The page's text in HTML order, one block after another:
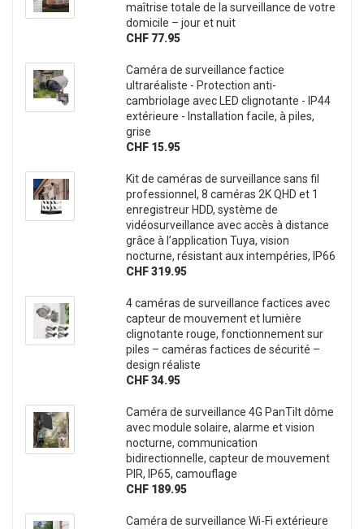
maîtrise totale de la surveillance de votre
domicile – jour et nuit
CHF 77.95
Caméra de surveillance factice
ultraréaliste - Protection anti-
cambriolage avec LED clignotante - IP44
extérieure - Installation facile, à piles,
grise
CHF 15.95
Kit de caméras de surveillance sans fil
professionnel, 8 caméras 2K QHD et 1
enregistreur HDD, système de
vidéosurveillance avec accès à distance
grâce à l’application Tuya, vision
nocturne, résistant aux intempéries, IP66
CHF 319.95
4 caméras de surveillance factices avec
capteur de mouvement et lumière
clignotante rouge, fonctionnement sur
piles – caméras factices de sécurité –
design réaliste
CHF 34.95
Caméra de surveillance 4G PanTilt dôme
avec module solaire, alarme et vision
nocturne, communication
bidirectionnelle, capteur de mouvement
PIR, IP65, camouflage
CHF 189.95
Caméra de surveillance Wi-Fi extérieure